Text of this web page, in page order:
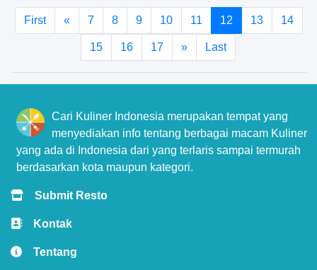
First « 7 8 9 10 11 12 13 14
15 16 17 » Last
Cari Kuliner Indonesia merupakan tempat yang
menyediakan info tentang berbagai macam Kuliner
yang ada di Indonesia dari yang terlaris sampai termurah
berdasarkan kota maupun kategori.
Submit Resto
Kontak
Tentang